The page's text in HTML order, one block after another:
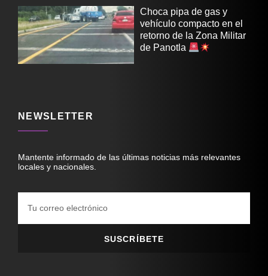
Choca pipa de gas y
vehículo compacto en el
retorno de la Zona Militar
de Panotla
NEWSLETTER
Mantente informado de las últimas noticias más relevantes
locales y nacionales.
SUSCRÍBETE